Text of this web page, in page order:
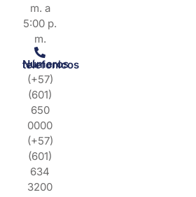
m. a
5:00 p.
m.
Números telefonicos
(+57)
(601)
650
0000
(+57)
(601)
634
3200